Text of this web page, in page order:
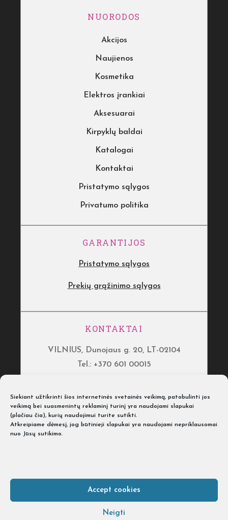
Siekiant užtikrinti šios internetinės svetainės veikimą, patobulinti jos
veikimą bei suasmenintų reklaminį turinį yra naudojami slapukai
(plačiau čia), kurių naudojimui turite sutikti.
Atkreipiame dėmesį, jog būtinieji slapukai yra naudojami nepriklausomai
nuo Jūsų sutikimo.
Accept cookies
Neigti
NUORODOS
Akcijos
Naujienos
Kosmetika
Elektros įrankiai
Aksesuarai
Kirpyklų baldai
Katalogai
Kontaktai
Pristatymo sąlygos
Privatumo politika
GARANTIJOS
Pristatymo sąlygos
Prekių grąžinimo sąlygos
KONTAKTAI
VILNIUS, Dunojaus g. 20, LT-02104
Tel.: +370 601 00015
Tel.: +370 601 00017
KLAIPĖDA, Švyturio g. 12, LT-92264
Dėl kirpyklų baldų teiraukitės
Tel. +370 606 05678